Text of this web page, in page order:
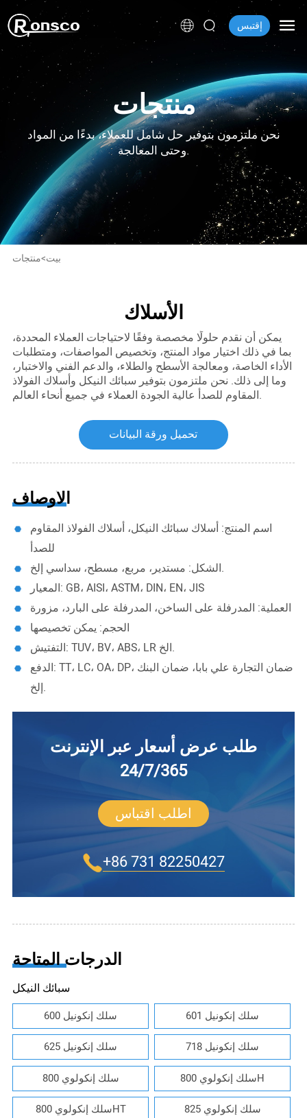
إقتبس
منتجات
نحن ملتزمون بتوفير حل شامل للعملاء، بدءًا من المواد
وحتى المعالجة.
بيت>منتجات
الأسلاك
يمكن أن نقدم حلولًا مخصصة وفقًا لاحتياجات العملاء المحددة،
بما في ذلك اختيار مواد المنتج، وتخصيص المواصفات، ومتطلبات
الأداء الخاصة، ومعالجة الأسطح والطلاء، والدعم الفني والاختبار،
وما إلى ذلك. نحن ملتزمون بتوفير سبائك النيكل وأسلاك الفولاذ
المقاوم للصدأ عالية الجودة العملاء في جميع أنحاء العالم.
تحميل ورقة البيانات
الأوصاف
اسم المنتج: أسلاك سبائك النيكل، أسلاك الفولاذ المقاوم
للصدأ
الشكل: مستدير، مربع، مسطح، سداسي إلخ.
المعيار: GB، AISI، ASTM، DIN، EN، JIS
العملية: المدرفلة على الساخن، المدرفلة على البارد، مزورة
الحجم: يمكن تخصيصها
التفتيش: TUV، BV، ABS، LR الخ.
الدفع: TT، LC، OA، DP، ضمان التجارة علي بابا، ضمان البنك
إلخ.
طلب عرض أسعار عبر الإنترنت
24/7/365
اطلب اقتباس
+86 731 82250427
الدرجات المتاحة
سبائك النيكل
سلك إنكونيل 600 سلك إنكونيل 601
سلك إنكونيل 625 سلك إنكونيل 718
سلك إنكولوي 800 سلك إنكولوي 800H
سلك إنكولوي 800HT سلك إنكولوي 825